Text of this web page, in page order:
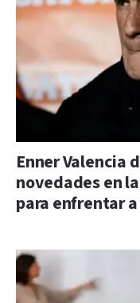
Enner Valencia
novedades en
para enfrentar